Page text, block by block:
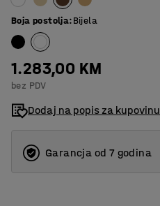
Boja postolja:Bijela
1.283,00 KM
bez PDV
Dodaj na popis za kupovinu
Garancja od 7 godina